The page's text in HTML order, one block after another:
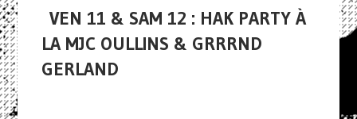
VEN 11 & SAM 12 : HAK PARTY À
LA MJC OULLINS & GRRRND
GERLAND